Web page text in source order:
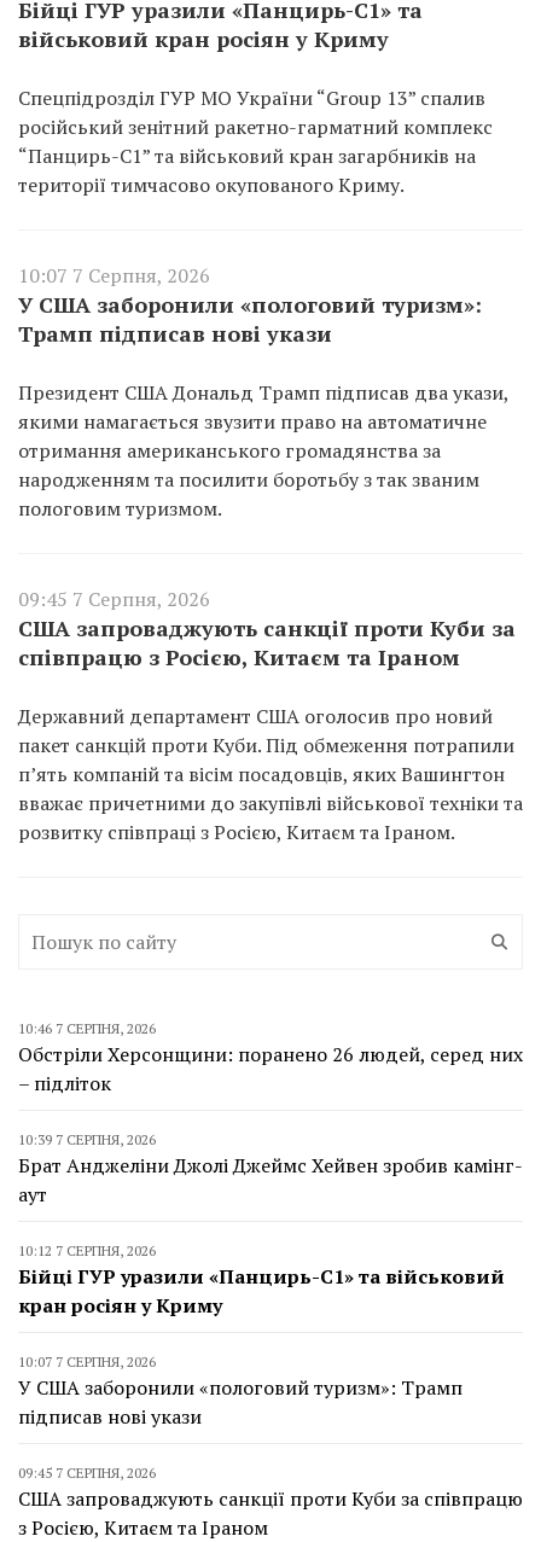
Бійці ГУР уразили «Панцирь-С1» та
військовий кран росіян у Криму
Спецпідрозділ ГУР МО України “Group 13” спалив
російський зенітний ракетно-гарматний комплекс
“Панцирь-С1” та військовий кран загарбників на
території тимчасово окупованого Криму.
10:07 7 Серпня, 2026
У США заборонили «пологовий туризм»:
Трамп підписав нові укази
Президент США Дональд Трамп підписав два укази,
якими намагається звузити право на автоматичне
отримання американського громадянства за
народженням та посилити боротьбу з так званим
пологовим туризмом.
09:45 7 Серпня, 2026
США запроваджують санкції проти Куби за
співпрацю з Росією, Китаєм та Іраном
Державний департамент США оголосив про новий
пакет санкцій проти Куби. Під обмеження потрапили
п’ять компаній та вісім посадовців, яких Вашингтон
вважає причетними до закупівлі військової техніки та
розвитку співпраці з Росією, Китаєм та Іраном.
10:46 7 СЕРПНЯ, 2026
Обстріли Херсонщини: поранено 26 людей, серед них
– підліток
10:39 7 СЕРПНЯ, 2026
Брат Анджеліни Джолі Джеймс Хейвен зробив камінг-
аут
10:12 7 СЕРПНЯ, 2026
Бійці ГУР уразили «Панцирь-С1» та військовий
кран росіян у Криму
10:07 7 СЕРПНЯ, 2026
У США заборонили «пологовий туризм»: Трамп
підписав нові укази
09:45 7 СЕРПНЯ, 2026
США запроваджують санкції проти Куби за співпрацю
з Росією, Китаєм та Іраном